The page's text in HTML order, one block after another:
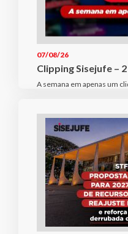
07/08/26
Clipping Sisejufe –
A semana em apenas um